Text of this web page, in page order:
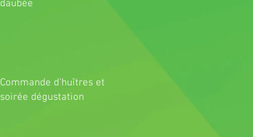
daubée
Commande d'huîtres et
soirée dégustation